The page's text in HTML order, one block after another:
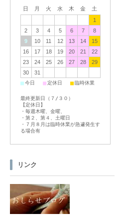
日 月 火 水 木 金
土
1
2
3 4 5 6 7
8
9
10 11 12 13 14
15
16
17 18 19 20 21
22
23
24 25 26 27 28
29
30
31
■今日 ■定休日 ■臨時休業
最終更新日（７/３０）
【定休日】
・毎週木曜、金曜、
・第２、第４、土曜日
・７月８月は臨時休業が急遽発生す
る場合有
リンク